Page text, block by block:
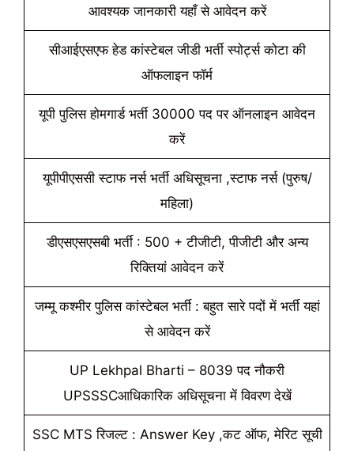
आवश्यक जानकारी यहाँ से आवेदन करें
सीआईएसएफ हेड कांस्टेबल जीडी भर्ती स्पोर्ट्स कोटा की
ऑफलाइन फॉर्म
यूपी पुलिस होमगार्ड भर्ती 30000 पद पर ऑनलाइन आवेदन
करें
यूपीपीएससी स्टाफ नर्स भर्ती अधिसूचना ,स्टाफ नर्स (पुरुष/
महिला)
डीएसएसएसबी भर्ती : 500 + टीजीटी, पीजीटी और अन्य
रिक्तियां आवेदन करें
जम्मू कश्मीर पुलिस कांस्टेबल भर्ती : बहुत सारे पदों में भर्ती यहां
से आवेदन करें
UP Lekhpal Bharti – 8039 पद नौकरी
UPSSSCआधिकारिक अधिसूचना में विवरण देखें
SSC MTS रिजल्ट : Answer Key ,कट ऑफ, मेरिट सूची